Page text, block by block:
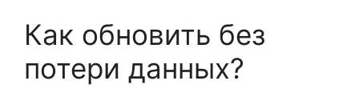
Как обновить без
потери данных?